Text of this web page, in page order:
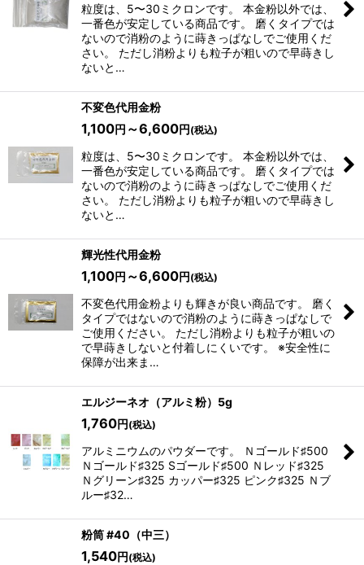
粒度は、5〜30ミクロンです。 本金粉以外では、
一番色が安定している商品です。 磨くタイプでは
ないので消粉のように蒔きっぱなしでご使用くだ
さい。 ただし消粉よりも粒子が粗いので早蒔きし
ないと…
不変色代用金粉
1,100円 ～6,600円 (税込)
粒度は、5〜30ミクロンです。 本金粉以外では、
一番色が安定している商品です。 磨くタイプでは
ないので消粉のように蒔きっぱなしでご使用くだ
さい。 ただし消粉よりも粒子が粗いので早蒔きし
ないと…
輝光性代用金粉
1,100円 ～6,600円 (税込)
不変色代用金粉よりも輝きが良い商品です。 磨く
タイプではないので消粉のように蒔きっぱなしで
ご使用ください。 ただし消粉よりも粒子が粗いの
で早蒔きしないと付着しにくいです。 ※安全性に
保障が出来ま…
エルジーネオ（アルミ粉）5g
1,760円 (税込)
アルミニウムのパウダーです。 Ｎゴールド♯500
Ｎゴールド♯325 Sゴールド♯500 Ｎレッド♯325
Ｎグリーン♯325 カッパー♯325 ピンク♯325 Ｎブ
ルー♯32…
粉筒 #40（中三）
1,540円 (税込)